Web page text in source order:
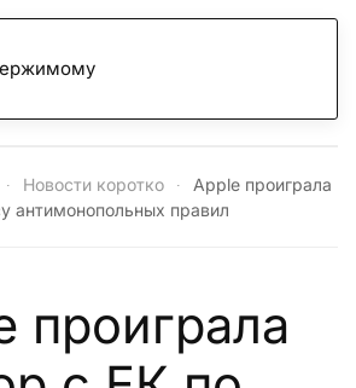
Новости коротко
Apple проиграла
антимонопольных правил
проиграла